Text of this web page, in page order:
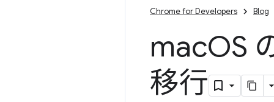
Chrome for Developers Blog
macOS
移行